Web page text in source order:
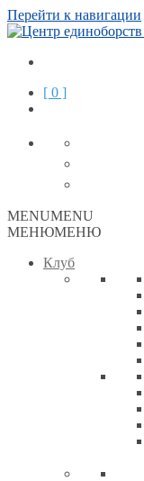
Перейти к навигации
[ 0 ]
MENUMENU
МЕНЮМЕНЮ
Клуб